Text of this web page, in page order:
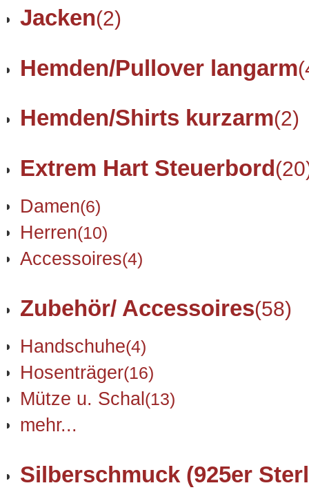
Jacken(2)
Hemden/Pullover langarm
Hemden/Shirts kurzarm(2)
Extrem Hart Steuerbord
Damen(6)
Herren(10)
Accessoires(4)
Zubehör/ Accessoires(58)
Handschuhe(4)
Hosenträger(16)
Mütze u. Schal(13)
mehr...
Silberschmuck (925er